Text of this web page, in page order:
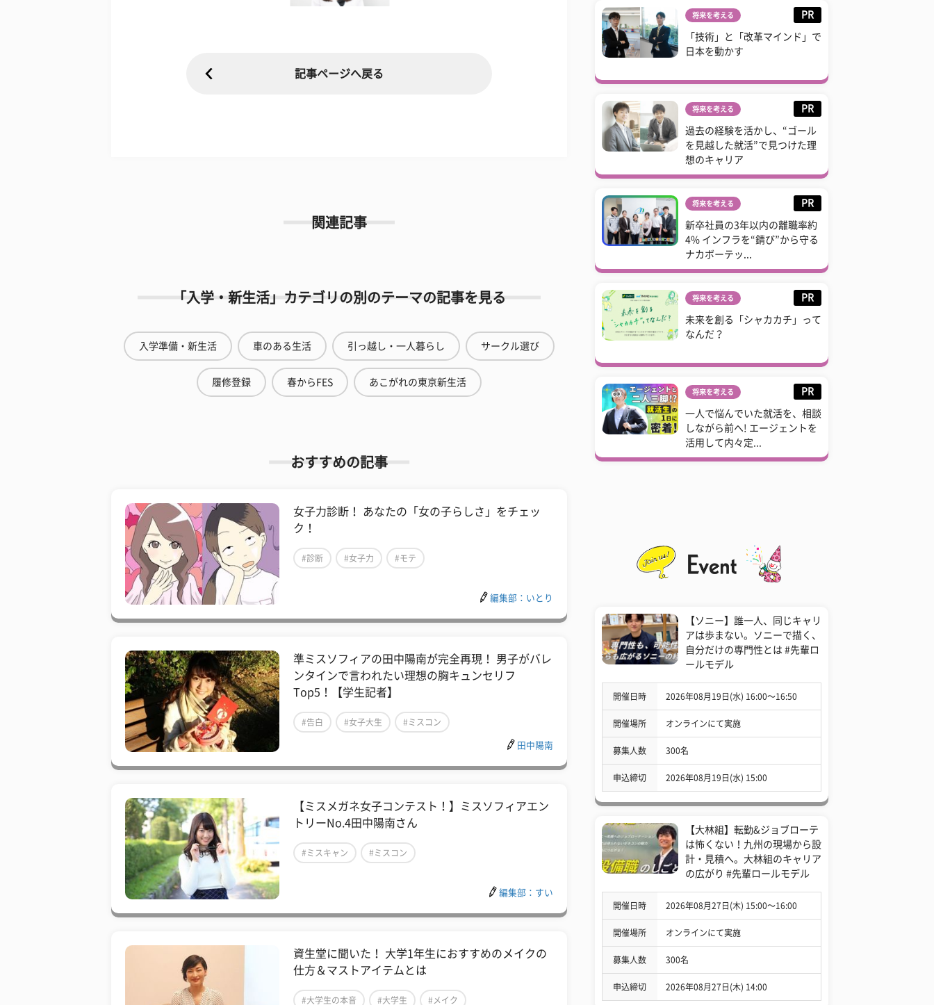
記事ページへ戻る
関連記事
「入学・新生活」カテゴリの別のテーマの記事を見る
入学準備・新生活 車のある生活 引っ越し・一人暮らし サークル選び
履修登録 春からFES あこがれの東京新生活
おすすめの記事
女子力診断！ あなたの「女の子らしさ」をチェッ
ク！
#診断 #女子力 #モテ
編集部：いとり
準ミスソフィアの田中陽南が完全再現！ 男子がバレ
ンタインで言われたい理想の胸キュンセリフ
Top5！【学生記者】
#告白 #女子大生 #ミスコン
田中陽南
【ミスメガネ女子コンテスト！】ミスソフィアエン
トリーNo.4田中陽南さん
#ミスキャン #ミスコン
編集部：すい
資生堂に聞いた！ 大学1年生におすすめのメイクの
仕方＆マストアイテムとは
#大学生の本音 #大学生 #メイク
将来を考える PR
「技術」と「改革マインド」で
日本を動かす
将来を考える PR
過去の経験を活かし、“ゴール
を見越した就活”で見つけた理
想のキャリア
将来を考える PR
新卒社員の3年以内の離職率約
4% インフラを“錆び”から守る
ナカボーテッ...
将来を考える PR
未来を創る「シャカカチ」って
なんだ？
将来を考える PR
一人で悩んでいた就活を、相談
しながら前へ! エージェントを
活用して内々定...
【ソニー】誰一人、同じキャリ
アは歩まない。ソニーで描く、
自分だけの専門性とは #先輩ロ
ールモデル
開催日時 2026年08月19日(水) 16:00〜16:50
開催場所 オンラインにて実施
募集人数 300名
申込締切 2026年08月19日(水) 15:00
【大林組】転勤&ジョブローテ
は怖くない！九州の現場から設
計・見積へ。大林組のキャリア
の広がり #先輩ロールモデル
開催日時 2026年08月27日(木) 15:00〜16:00
開催場所 オンラインにて実施
募集人数 300名
申込締切 2026年08月27日(木) 14:00